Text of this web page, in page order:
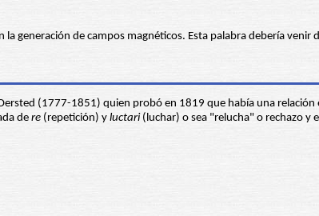
generación de campos magnéticos. Esta palabra debería venir
(1777-1851) quien probó en 1819 que había una
de re (repetición) y luctari(luchar) o sea "relucha" o rechazo y